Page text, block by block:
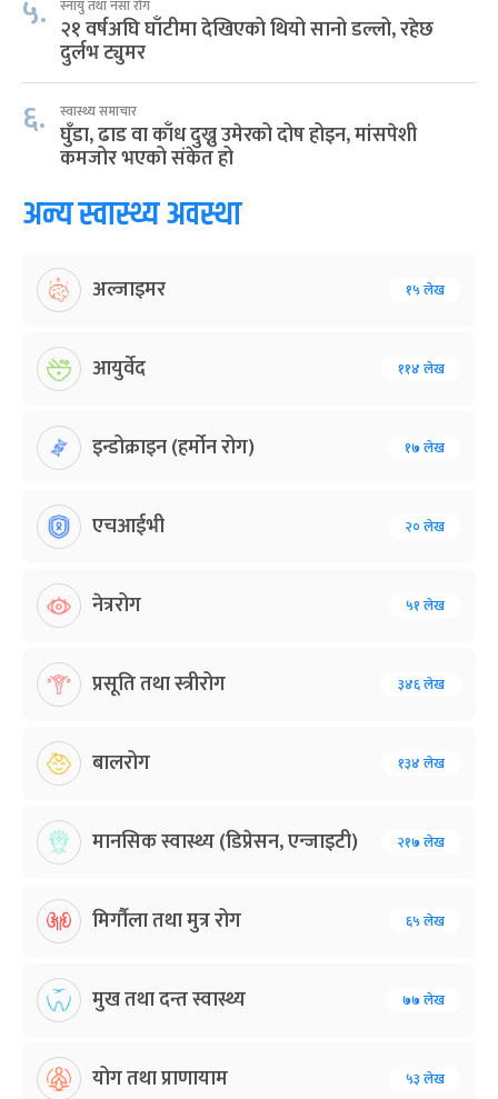
५. स्नायु तथा नसा रोग
२१ वर्षअघि घाँटीमा देखिएको थियो सानो डल्लो, रहेछ
दुर्लभ ट्युमर
६. स्वास्थ्य समाचार
घुँडा, ढाड वा काँध दुख्नु उमेरको दोष होइन, मांसपेशी
कमजोर भएको संकेत हो
अन्य स्वास्थ्य अवस्था
अल्जाइमर १५ लेख
आयुर्वेद ११४ लेख
इन्डोक्राइन (हर्मोन रोग) १७ लेख
एचआईभी २० लेख
नेत्ररोग ५१ लेख
प्रसूति तथा स्त्रीरोग ३४६ लेख
बालरोग १३४ लेख
मानसिक स्वास्थ्य (डिप्रेसन, एन्जाइटी) २१७ लेख
मिर्गौला तथा मुत्र रोग ६५ लेख
मुख तथा दन्त स्वास्थ्य ७७ लेख
योग तथा प्राणायाम ५३ लेख